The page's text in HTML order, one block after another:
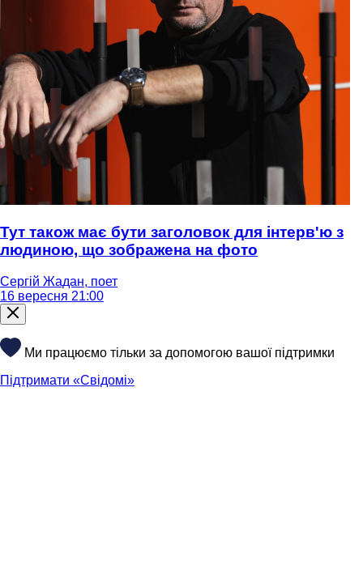
Тут також має бути заголовок для інтерв'ю з
людиною, що зображена на фото
Сергій Жадан, поет
16 вересня 21:00
Ми працюємо тільки за допомогою вашої підтримки
Підтримати «Свідомі»